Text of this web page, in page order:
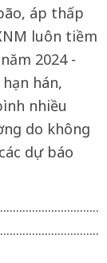
áp thấp
luôn tiềm
2024 -
hán,
nhiều
do không
dự báo